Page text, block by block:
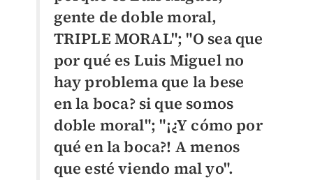
gente de doble moral,
TRIPLE MORAL"; "O sea que
por qué es Luis Miguel no
hay problema que la bese
en la boca? si que somos
doble moral"; "¡¿Y cómo por
qué en la boca?! A menos
que esté viendo mal yo".